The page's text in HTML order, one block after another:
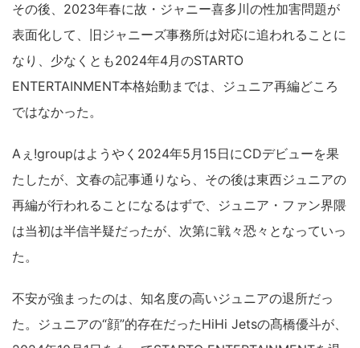
その後、2023年春に故・ジャニー喜多川の性加害問題が
表面化して、旧ジャニーズ事務所は対応に追われることに
なり、少なくとも2024年4月のSTARTO
ENTERTAINMENT本格始動までは、ジュニア再編どころ
ではなかった。
Aぇ!groupはようやく2024年5月15日にCDデビューを果
たしたが、文春の記事通りなら、その後は東西ジュニアの
再編が行われることになるはずで、ジュニア・ファン界隈
は当初は半信半疑だったが、次第に戦々恐々となっていっ
た。
不安が強まったのは、知名度の高いジュニアの退所だっ
た。ジュニアの“顔”的存在だったHiHi Jetsの髙橋優斗が、